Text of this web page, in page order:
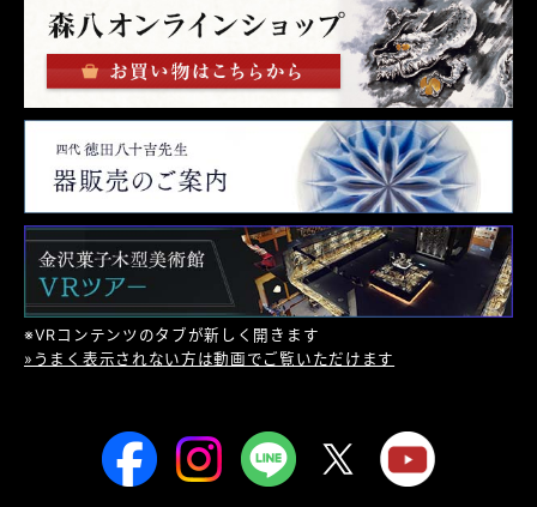
※VRコンテンツのタブが新しく開きます
»うまく表示されない方は動画でご覧いただけます